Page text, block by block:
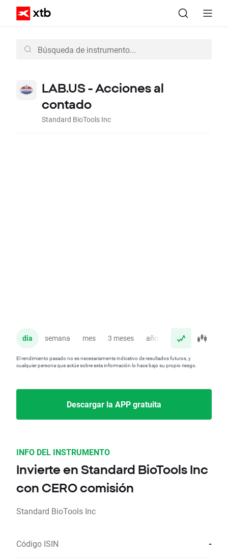
LAB.US - Acciones al
contado
Standard BioTools Inc
dia semana mes 3 meses año
El rendimiento pasado no es necesariamente indicativo de resultados futuros, y
cualquier persona que actúe sobre esta información lo hace bajo su propio riesgo.
Descargar la APP gratuita
INFO DEL INSTRUMENTO
Invierte en Standard BioTools Inc
con CERO comisión
Standard BioTools Inc
Código ISIN -